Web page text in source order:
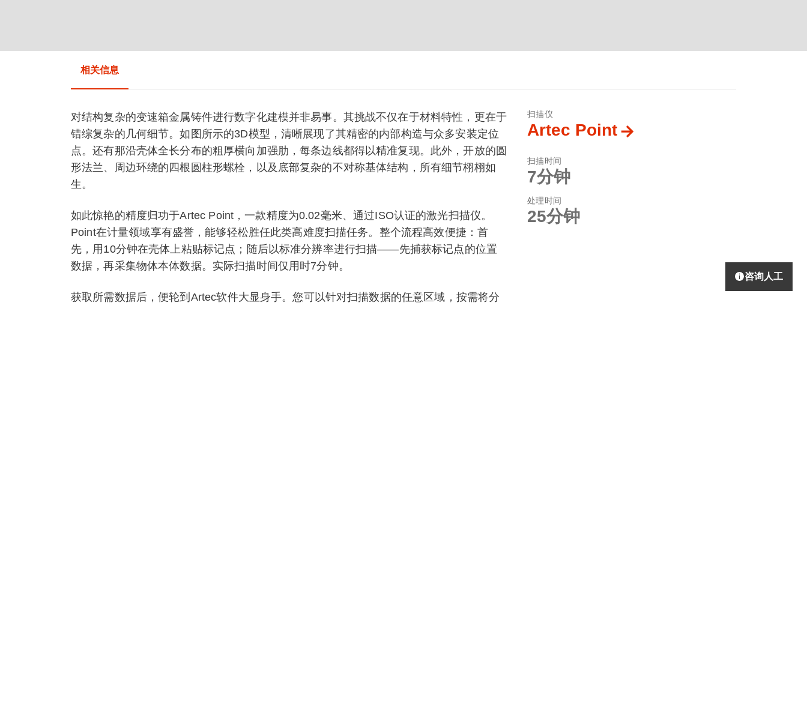
相关信息
扫描仪
Artec Point
扫描时间
7分钟
处理时间
25分钟
对结构复杂的变速箱金属铸件进行数字化建模并非易事。其挑战不仅在于材料特性，更在于
错综复杂的几何细节。如图所示的3D模型，清晰展现了其精密的内部构造与众多安装定位
点。还有那沿壳体全长分布的粗厚横向加强肋，每条边线都得以精准复现。此外，开放的圆
形法兰、周边环绕的四根圆柱形螺栓，以及底部复杂的不对称基体结构，所有细节栩栩如
生。
如此惊艳的精度归功于Artec Point，一款精度为0.02毫米、通过ISO认证的激光扫描仪。
Point在计量领域享有盛誉，能够轻松胜任此类高难度扫描任务。整个流程高效便捷：首
先，用10分钟在壳体上粘贴标记点；随后以标准分辨率进行扫描——先捕获标记点的位置
数据，再采集物体本体数据。实际扫描时间仅用时7分钟。
获取所需数据后，便轮到Artec软件大显身手。您可以针对扫描数据的任意区域，按需将分
咨询人工